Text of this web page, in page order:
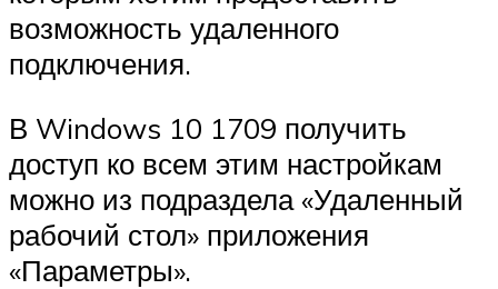
возможность удаленного
подключения.
В Windows 10 1709 получить
доступ ко всем этим настройкам
можно из подраздела «Удаленный
рабочий стол» приложения
«Параметры».